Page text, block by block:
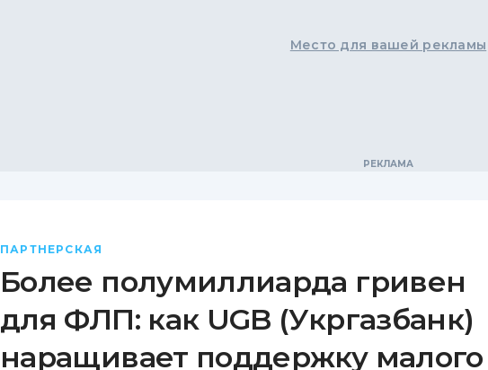
Место для вашей рекламы
ПАРТНЕРСКАЯ
Более полумиллиарда гривен
для ФЛП: как UGB (Укргазбанк)
наращивает поддержку малого